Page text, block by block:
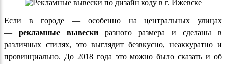
Если в городе — особенно на центральных улицах
— рекламные вывески разного размера и сделаны в
различных стилях, это выглядит безвкусно, неаккуратно и
провинциально. До 2018 года это можно было сказать и об